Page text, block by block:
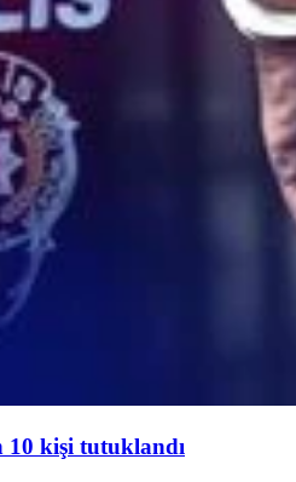
10 kişi tutuklandı